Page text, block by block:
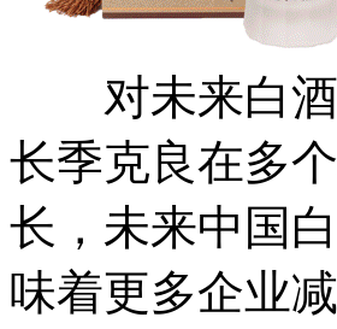
对未来白酒
长季克良在多
长，未来中国
味着更多企业